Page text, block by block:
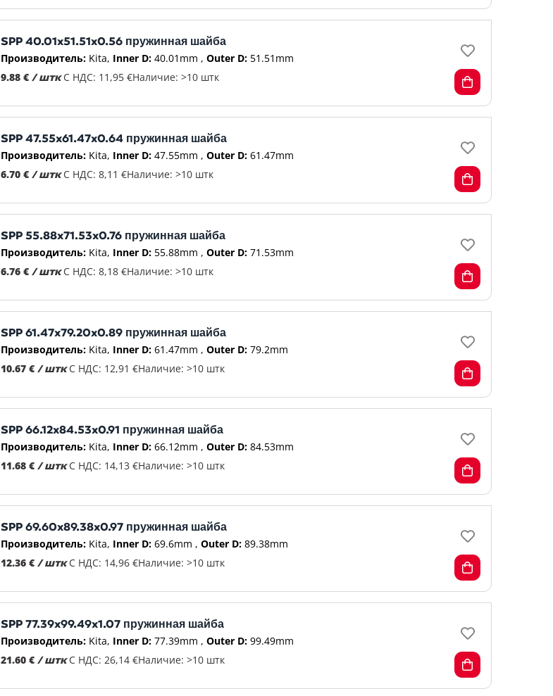
SPP 40.01x51.51x0.56 пружинная шайба
Производитель: Kita Inner D: 40.01mm Outer D: 51.51mm
9.88 € / штк С НДС: 11,95 €Наличие: >10 штк
SPP 47.55x61.47x0.64 пружинная шайба
Производитель: Kita Inner D: 47.55mm Outer D: 61.47mm
6.70 € / штк С НДС: 8,11 €Наличие: >10 штк
SPP 55.88x71.53x0.76 пружинная шайба
Производитель: Kita Inner D: 55.88mm Outer D: 71.53mm
6.76 € / штк С НДС: 8,18 €Наличие: >10 штк
SPP 61.47x79.20x0.89 пружинная шайба
Производитель: Kita Inner D: 61.47mm Outer D: 79.2mm
10.67 € / штк С НДС: 12,91 €Наличие: >10 штк
SPP 66.12x84.53x0.91 пружинная шайба
Производитель: Kita Inner D: 66.12mm Outer D: 84.53mm
11.68 € / штк С НДС: 14,13 €Наличие: >10 штк
SPP 69.60x89.38x0.97 пружинная шайба
Производитель: Kita Inner D: 69.6mm Outer D: 89.38mm
12.36 € / штк С НДС: 14,96 €Наличие: >10 штк
SPP 77.39x99.49x1.07 пружинная шайба
Производитель: Kita Inner D: 77.39mm Outer D: 99.49mm
21.60 € / штк С НДС: 26,14 €Наличие: >10 штк